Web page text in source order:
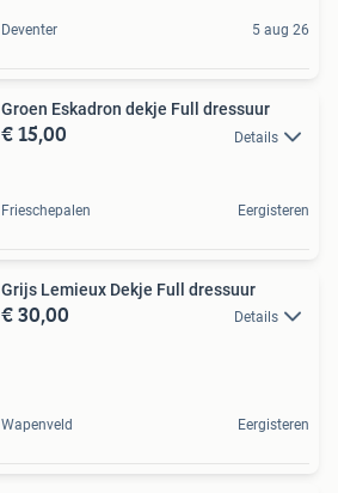
Deventer 5 aug 26
Groen Eskadron dekje Full dressuur
€ 15,00 Details
Frieschepalen Eergisteren
Grijs Lemieux Dekje Full dressuur
€ 30,00 Details
Wapenveld Eergisteren